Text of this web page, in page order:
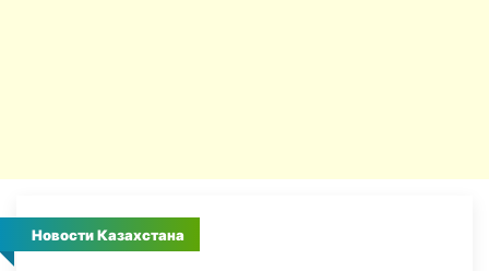
Новости Казахстана